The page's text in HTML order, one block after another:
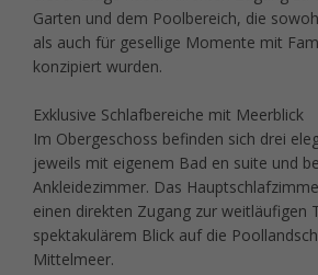
Garten und dem Poolbereich, die
als auch für gesellige Momente mit
konzipiert wurden.
Exklusive Schlafbereiche mit Meerblick
Im Obergeschoss befinden sich drei
jeweils mit eigenem Bad en suite und
Ankleidezimmer. Das
einen direkten Zugang zur weitläufigen
spektakulärem Blick auf die
Mittelmeer.